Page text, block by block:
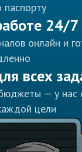
24/7
онлайн и
всех
— у нас
цели